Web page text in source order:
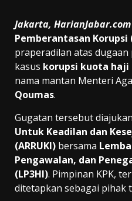
Jakarta, HarianJabar.com
Pemberantasan Korupsi
praperadilan atas
kasus korupsi kuota haji
nama mantan Menteri
Qoumas.
Gugatan tersebut
Untuk Keadilan dan
(ARRUKI) bersama
Pengawalan, dan
(LP3HI). Pimpinan KPK,
ditetapkan sebagai pihak